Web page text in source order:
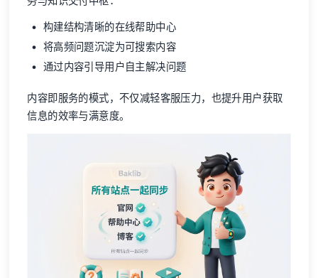
构建结构清晰的在线帮助中心
将高频问题沉淀为可搜索内容
通过内容引导用户自主解决问题
内容即服务的模式，不仅减轻客服压力，也提升用户获取
信息的效率与满意度。